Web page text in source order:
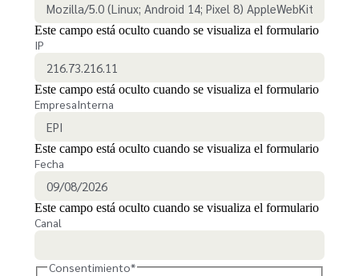
Este campo está oculto cuando se visualiza el formulario
IP
Este campo está oculto cuando se visualiza el formulario
EmpresaInterna
Este campo está oculto cuando se visualiza el formulario
Fecha
Este campo está oculto cuando se visualiza el formulario
Canal
Consentimiento*